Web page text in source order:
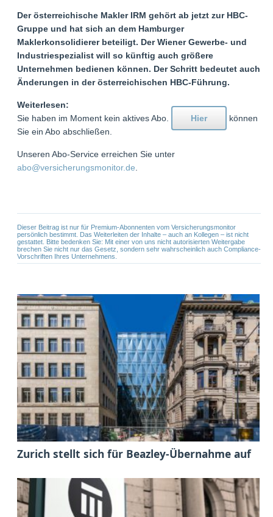
Der österreichische Makler IRM gehört ab jetzt zur HBC-
Gruppe und hat sich an dem Hamburger
Maklerkonsolidierer beteiligt. Der Wiener Gewerbe- und
Industriespezialist will so künftig auch größere
Unternehmen bedienen können. Der Schritt bedeutet auch
Änderungen in der österreichischen HBC-Führung.
Weiterlesen:
Sie haben im Moment kein aktives Abo.
Hier
können
Sie ein Abo abschließen.
Unseren Abo-Service erreichen Sie unter
abo@versicherungsmonitor.de
Dieser Beitrag ist nur für Premium-Abonnenten vom Versicherungsmonitor
persönlich bestimmt. Das Weiterleiten der Inhalte – auch an Kollegen – ist nicht
gestattet. Bitte bedenken Sie: Mit einer von uns nicht autorisierten Weitergabe
brechen Sie nicht nur das Gesetz, sondern sehr wahrscheinlich auch Compliance-
Vorschriften Ihres Unternehmens.
Zurich stellt sich für Beazley-Übernahme auf